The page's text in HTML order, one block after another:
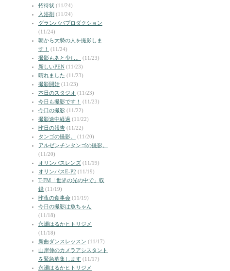
招待状 (11/24)
入浴剤 (11/24)
グランパパプロダクション
(11/24)
朝から大勢の人を撮影しま
す！
(11/24)
撮影もあと少し。
(11/23)
新しいPEN (11/23)
晴れました (11/23)
撮影開始 (11/23)
本日のスタジオ (11/23)
今日も撮影です！
(11/23)
今日の撮影 (11/22)
撮影途中経過 (11/22)
昨日の報告 (11/22)
タンゴの撮影。
(11/20)
アルゼンチンタンゴの撮影。
(11/20)
オリンパスレンズ (11/19)
オリンパスE-P2 (11/19)
T-FM「世界の光の中で」収
録 (11/19)
昨夜の食事会 (11/19)
今日の撮影は魚ちゃん
(11/18)
永瀬はるかヒトリジメ
(11/18)
新曲ダンスレッスン (11/17)
山岸伸のカメラアシスタント
を緊急募集します (11/17)
永瀬はるかヒトリジメ